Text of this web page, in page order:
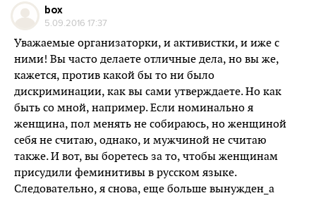
box
5.09.2016 17:37
Уважаемые организаторки, и активистки, и иже с
ними! Вы часто делаете отличные дела, но вы же,
кажется, против какой бы то ни было
дискриминации, как вы сами утверждаете. Но как
быть со мной, например. Если номинально я
женщина, пол менять не собираюсь, но женщиной
себя не считаю, однако, и мужчиной не считаю
также. И вот, вы боретесь за то, чтобы женщинам
присудили феминитивы в русском языке.
Следовательно, я снова, еще больше вынужден_а